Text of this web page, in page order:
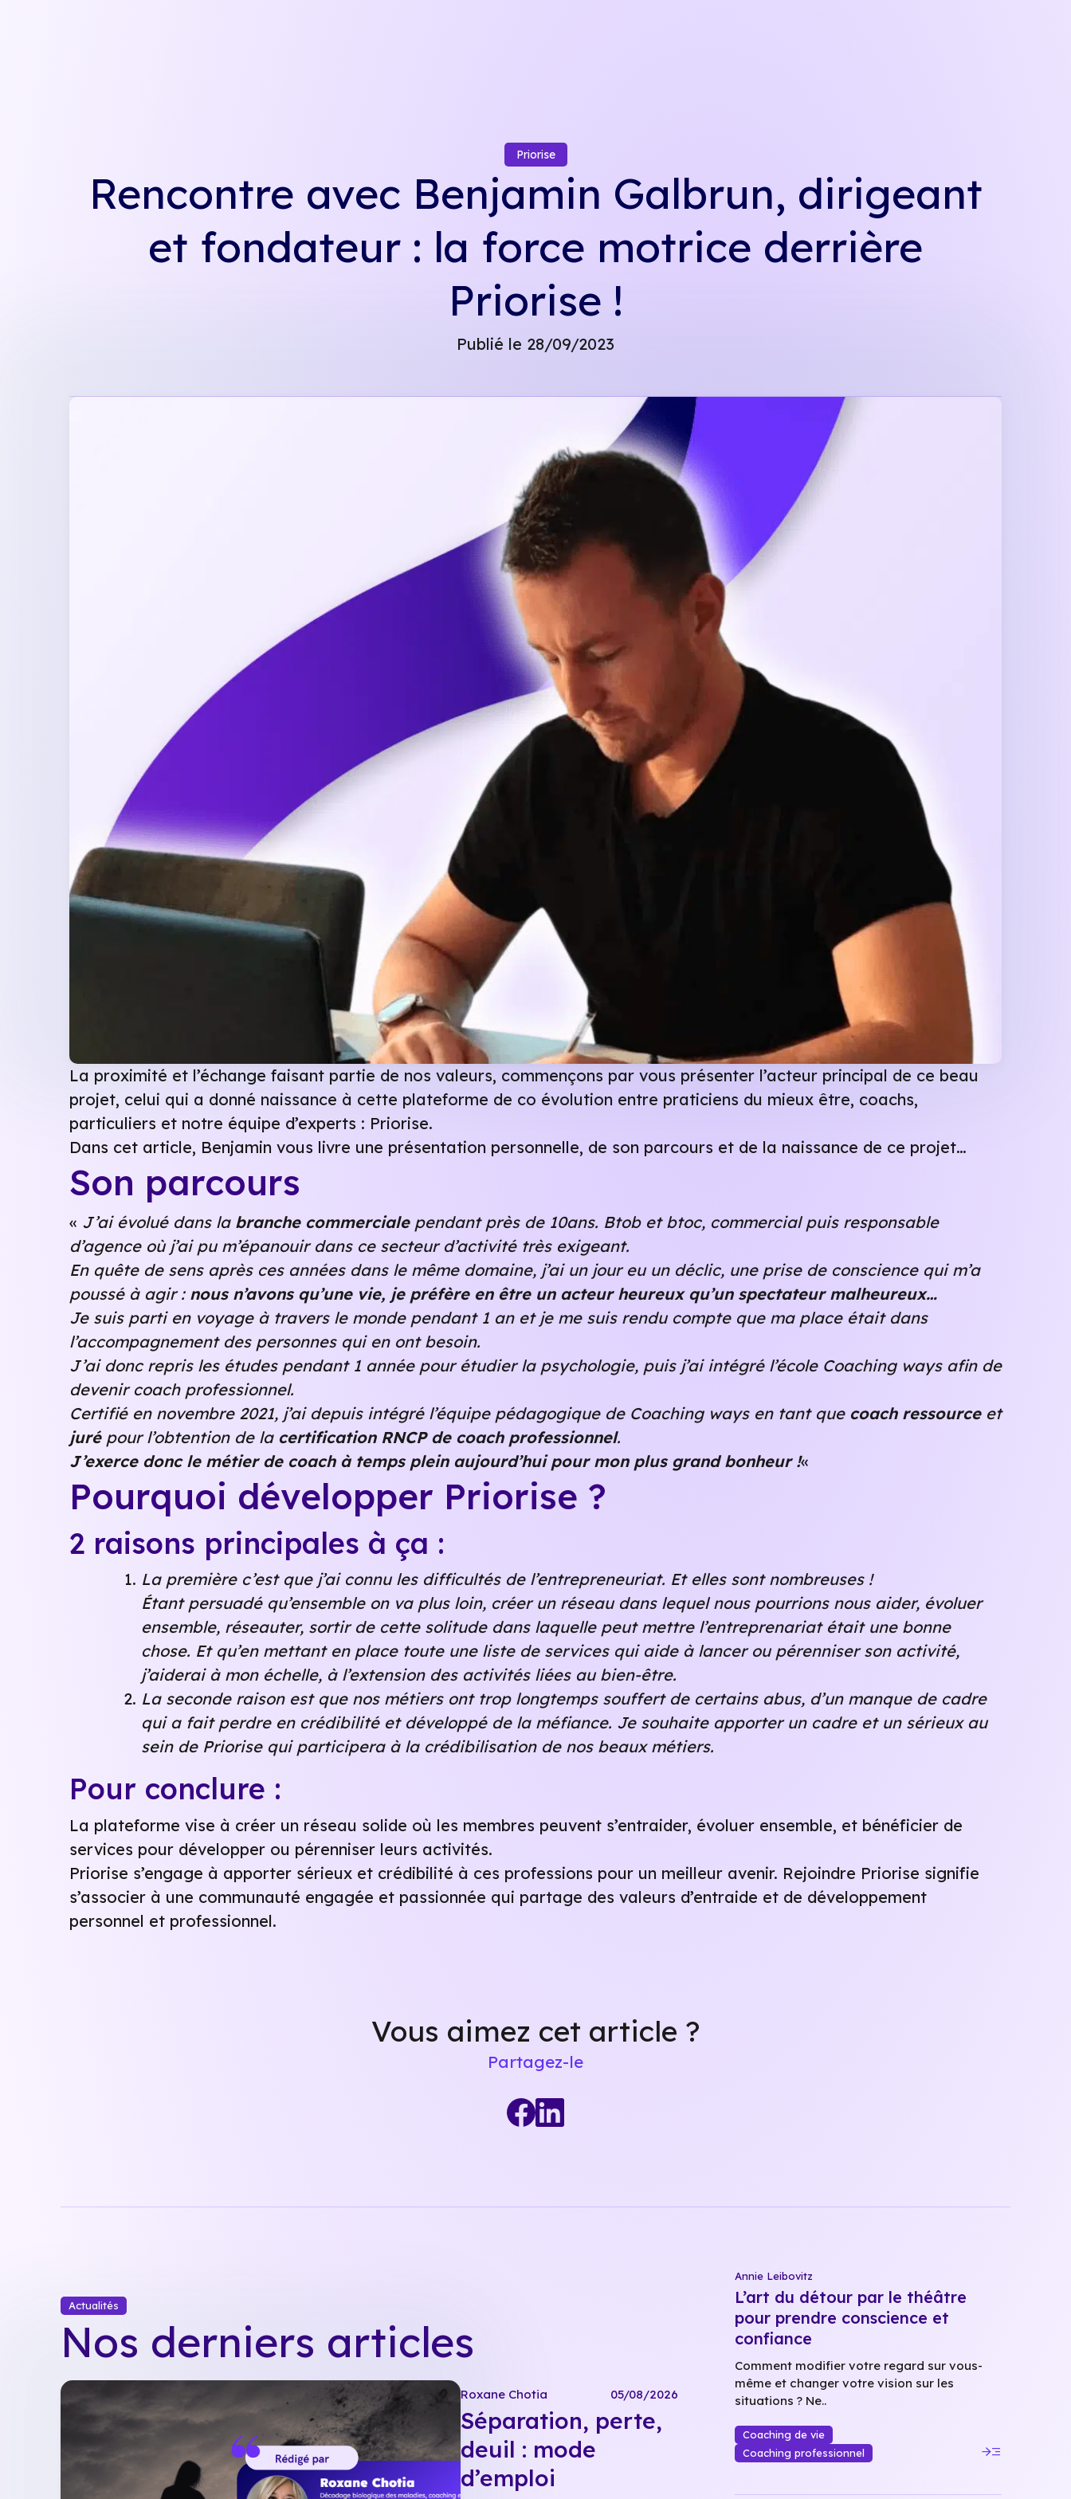
Priorise
Rencontre avec Benjamin Galbrun, dirigeant
et fondateur : la force motrice derrière
Priorise !
Publié le 28/09/2023
La proximité et l’échange faisant partie de nos valeurs, commençons par vous présenter l’acteur principal de ce beau
projet, celui qui a donné naissance à cette plateforme de co évolution entre praticiens du mieux être, coachs,
particuliers et notre équipe d’experts : Priorise.
Dans cet article, Benjamin vous livre une présentation personnelle, de son parcours et de la naissance de ce projet…
Son parcours
« J’ai évolué dans la branche commercialependant près de 10ans. Btob et btoc, commercial puis responsable
d’agence où j’ai pu m’épanouir dans ce secteur d’activité très exigeant.
En quête de sens après ces années dans le même domaine, j’ai un jour eu un déclic, une prise de conscience qui m’a
poussé à agir : nous n’avons qu’une vie, je préfère en être un acteur heureux qu’un spectateur malheureux…
Je suis parti en voyage à travers le monde pendant 1 an et je me suis rendu compte que ma place était dans
l’accompagnement des personnes qui en ont besoin.
J’ai donc repris les études pendant 1 année pour étudier la psychologie, puis j’ai intégré l’école Coaching ways afin de
devenir coach professionnel.
Certifié en novembre 2021, j’ai depuis intégré l’équipe pédagogique de Coaching ways en tant que coach ressourceet
jurépour l’obtention de la certification RNCP de coach professionnel.
J’exerce donc le métier de coach à temps plein aujourd’hui pour mon plus grand bonheur !«
Pourquoi développer Priorise ?
2 raisons principales à ça :
La première c’est que j’ai connu les difficultés de l’entrepreneuriat. Et elles sont nombreuses !
Étant persuadé qu’ensemble on va plus loin, créer un réseau dans lequel nous pourrions nous aider, évoluer
ensemble, réseauter, sortir de cette solitude dans laquelle peut mettre l’entreprenariat était une bonne
chose. Et qu’en mettant en place toute une liste de services qui aide à lancer ou pérenniser son activité,
j’aiderai à mon échelle, à l’extension des activités liées au bien-être.
La seconde raison est que nos métiers ont trop longtemps souffert de certains abus, d’un manque de cadre
qui a fait perdre en crédibilité et développé de la méfiance. Je souhaite apporter un cadre et un sérieux au
sein de Priorise qui participera à la crédibilisation de nos beaux métiers.
Pour conclure :
La plateforme vise à créer un réseau solide où les membres peuvent s’entraider, évoluer ensemble, et bénéficier de
services pour développer ou pérenniser leurs activités.
Priorise s’engage à apporter sérieux et crédibilité à ces professions pour un meilleur avenir. Rejoindre Priorise signifie
s’associer à une communauté engagée et passionnée qui partage des valeurs d’entraide et de développement
personnel et professionnel.
Vous aimez cet article ?
Partagez-le
Actualités
Nos derniers articles
Roxane Chotia 05/08/2026
Séparation, perte,
deuil : mode
d’emploi
Annie Leibovitz
L’art du détour par le théâtre
pour prendre conscience et
confiance
Comment modifier votre regard sur vous-
même et changer votre vision sur les
situations ? Ne..
Coaching de vie
Coaching professionnel
read_more